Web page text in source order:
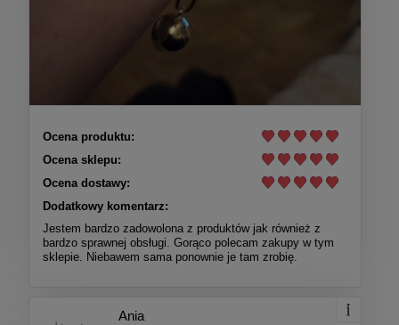
Ocena produktu:
Ocena sklepu:
Ocena dostawy:
Dodatkowy komentarz:
Jestem bardzo zadowolona z produktów jak również z
bardzo sprawnej obsługi. Gorąco polecam zakupy w tym
sklepie. Niebawem sama ponownie je tam zrobię.
Ania